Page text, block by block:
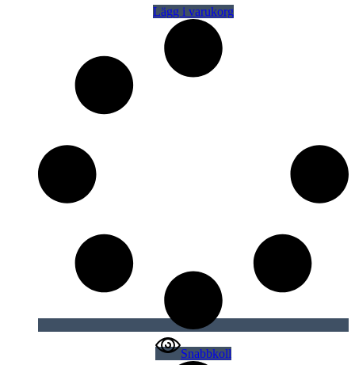
Lägg i varukorg
Snabbkoll